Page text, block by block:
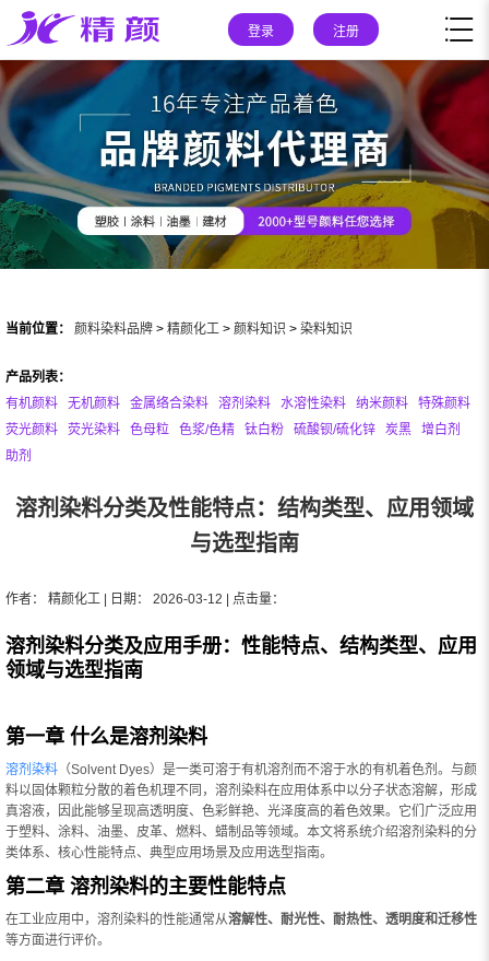
登录 注册
当前位置： 颜料染料品牌 > 精颜化工 > 颜料知识 > 染料知识
产品列表：
有机颜料
无机颜料 金属络合染料 溶剂染料 水溶性染料 纳米颜料
特殊颜料
荧光颜料
荧光染料 色母粒 色浆/色精 钛白粉 硫酸钡/硫化锌 炭黑
增白剂
助剂
溶剂染料分类及性能特点：结构类型、应用领域
与选型指南
作者： 精颜化工 | 日期： 2026-03-12 | 点击量：
溶剂染料分类及应用手册：性能特点、结构类型、应用
领域与选型指南
第一章 什么是溶剂染料
溶剂染料 （Solvent Dyes）是一类可溶于有机溶剂而不溶于水的有机着色剂。与颜
料以固体颗粒分散的着色机理不同，溶剂染料在应用体系中以分子状态溶解，形成
真溶液，因此能够呈现高透明度、色彩鲜艳、光泽度高的着色效果。它们广泛应用
于塑料、涂料、油墨、皮革、燃料、蜡制品等领域。本文将系统介绍溶剂染料的分
类体系、核心性能特点、典型应用场景及应用选型指南。
第二章 溶剂染料的主要性能特点
在工业应用中，溶剂染料的性能通常从溶解性、耐光性、耐热性、透明度和迁移性
等方面进行评价。